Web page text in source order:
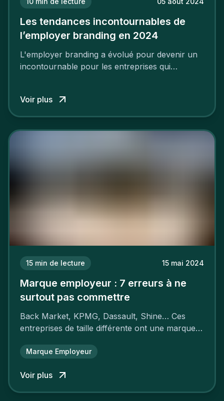
Les tendances incontournables de
l’employer branding en 2024
L'employer branding a évolué pour devenir un
incontournable pour les entreprises qui
Voir plus
15 min de lecture 15 mai 2024
Marque employeur : 7 erreurs à ne
surtout pas commettre
Back Market, KPMG, Dassault, Shine… Ces
entreprises de taille différente ont une marque
attractivité et une fidélisation à faire pâlir leurs
Marque Employeur
Voir plus